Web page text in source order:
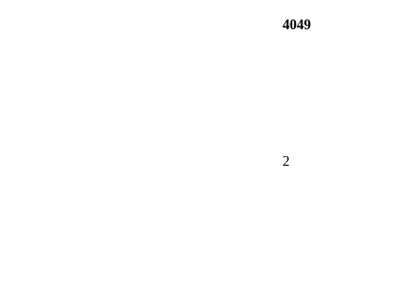
4049
2